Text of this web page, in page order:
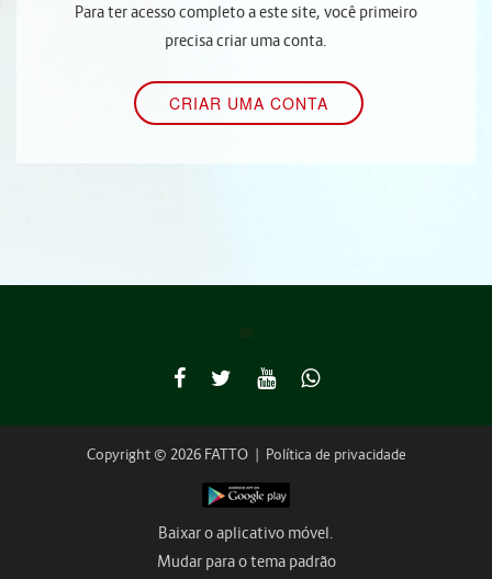
Para ter acesso completo a este site, você primeiro
precisa criar uma conta.
Copyright © 2026 FATTO | Política de privacidade
Baixar o aplicativo móvel.
Mudar para o tema padrão